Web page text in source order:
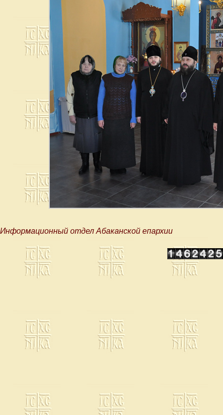
Информационный отдел Абаканской епархии